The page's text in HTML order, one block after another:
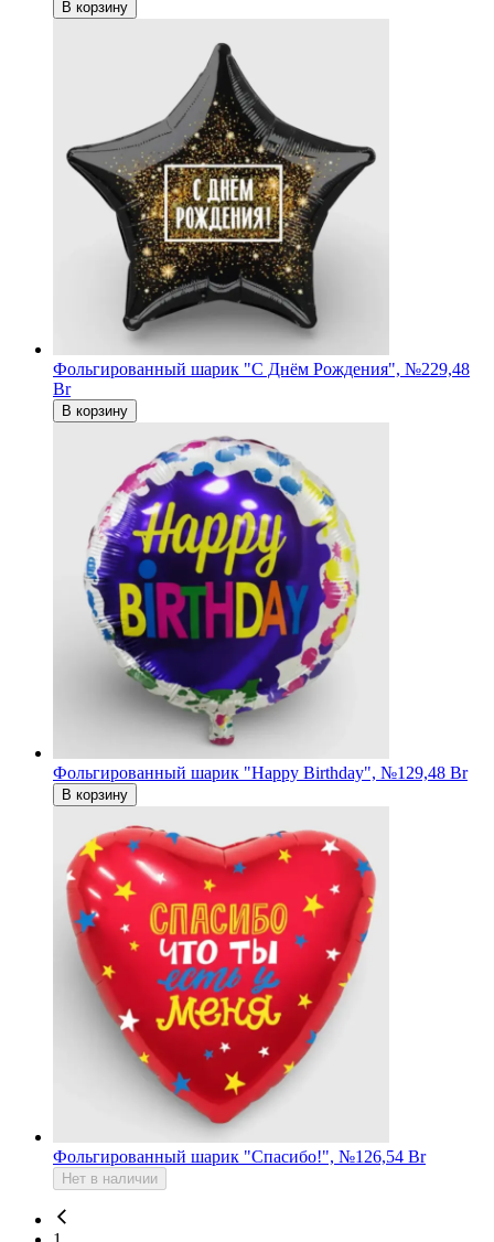
В корзину
Фольгированный шарик "С Днём Рождения", №229,48
Br
В корзину
Фольгированный шарик "Happy Birthday", №1 29,48 Br
В корзину
Фольгированный шарик "Спасибо!", №1 26,54 Br
Нет в наличии